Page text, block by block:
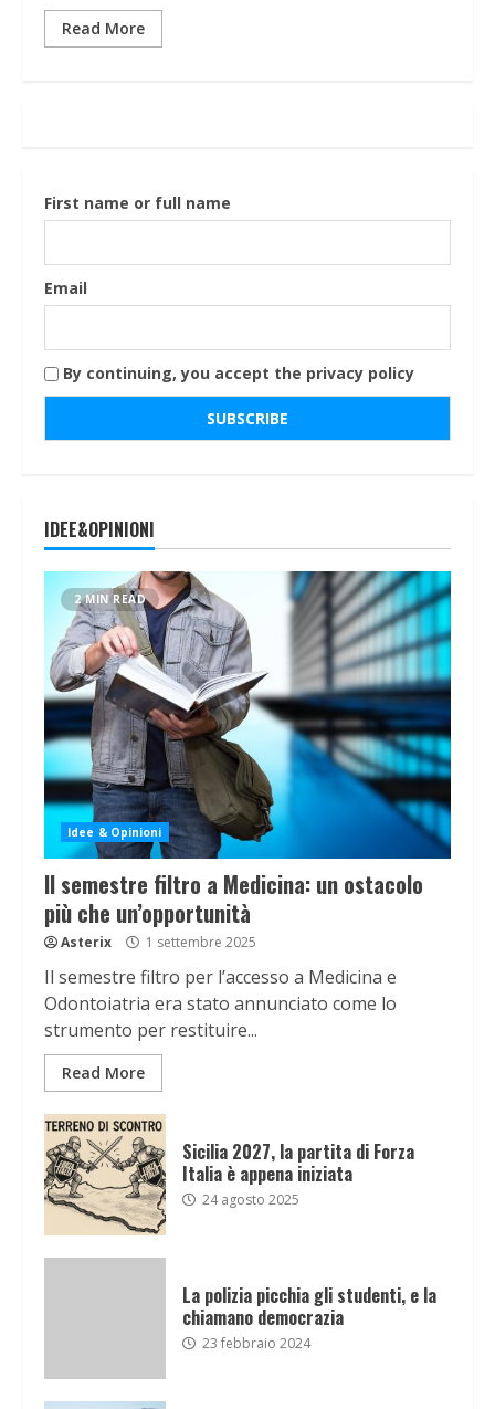
Read More
First name or full name
Email
By continuing, you accept the privacy policy
IDEE&OPINIONI
2 MIN READ
Idee & Opinioni
Il semestre filtro a Medicina: un ostacolo
più che un’opportunità
Asterix 1 settembre 2025
Il semestre filtro per l’accesso a Medicina e
Odontoiatria era stato annunciato come lo
strumento per restituire...
Read More
Sicilia 2027, la partita di Forza
Italia è appena iniziata
24 agosto 2025
La polizia picchia gli studenti, e la
chiamano democrazia
23 febbraio 2024